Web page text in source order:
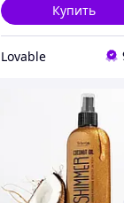
Купить
Lovable